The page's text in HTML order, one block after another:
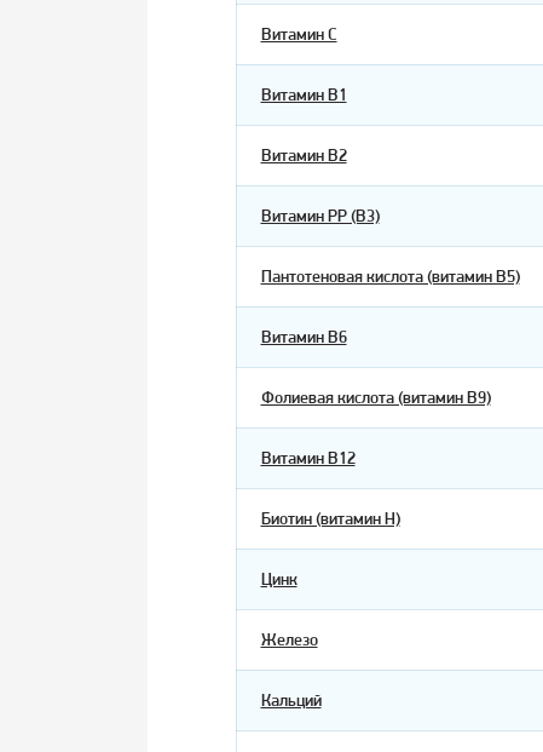
Витамин С
Витамин В1
Витамин В2
Витамин РР (В3)
Пантотеновая кислота (витамин В5)
Витамин В6
Фолиевая кислота (витамин В9)
Витамин В12
Биотин (витамин Н)
Цинк
Железо
Кальций